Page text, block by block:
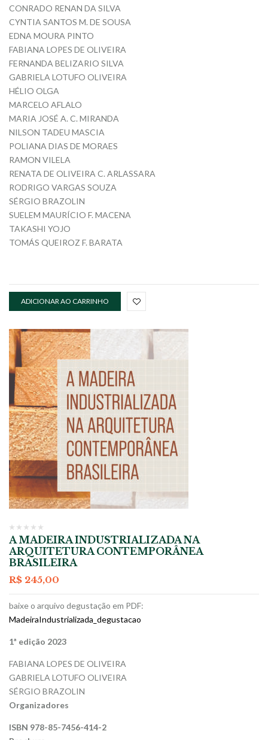
CONRADO RENAN DA SILVA
CYNTIA SANTOS M. DE SOUSA
EDNA MOURA PINTO
FABIANA LOPES DE OLIVEIRA
FERNANDA BELIZARIO SILVA
GABRIELA LOTUFO OLIVEIRA
HÉLIO OLGA
MARCELO AFLALO
MARIA JOSÉ A. C. MIRANDA
NILSON TADEU MASCIA
POLIANA DIAS DE MORAES
RAMON VILELA
RENATA DE OLIVEIRA C. ARLASSARA
RODRIGO VARGAS SOUZA
SÉRGIO BRAZOLIN
SUELEM MAURÍCIO F. MACENA
TAKASHI YOJO
TOMÁS QUEIROZ F. BARATA
ADICIONAR AO CARRINHO
A MADEIRA INDUSTRIALIZADA NA
ARQUITETURA CONTEMPORÂNEA
BRASILEIRA
R$ 245,00
baixe o arquivo degustação em PDF:
MadeiraIndustrializada_degustacao
1ª edição 2023
FABIANA LOPES DE OLIVEIRA
GABRIELA LOTUFO OLIVEIRA
SÉRGIO BRAZOLIN
Organizadores
ISBN 978-85-7456-414-2